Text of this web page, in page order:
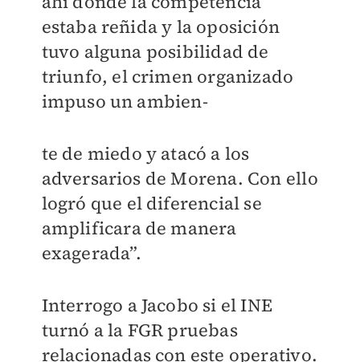
estaba reñida y la oposición
tuvo alguna posibilidad de
triunfo, el crimen organizado
impuso un ambien-
te de miedo y atacó a los
adversarios de Morena. Con ello
logró que el diferencial se
amplificara de manera
exagerada”.
Interrogo a Jacobo si el INE
turnó a la FGR pruebas
relacionadas con este operativo.